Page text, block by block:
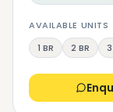
AVAILABLE UNITS
1 BR
2 BR